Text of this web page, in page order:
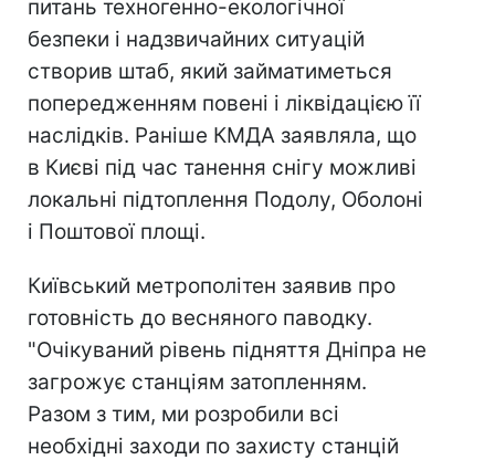
питань техногенно-екологічної
безпеки і надзвичайних ситуацій
створив штаб, який займатиметься
попередженням повені і ліквідацією її
наслідків. Раніше КМДА заявляла, що
в Києві під час танення снігу можливі
локальні підтоплення Подолу, Оболоні
і Поштової площі.
Київський метрополітен заявив про
готовність до весняного паводку.
"Очікуваний рівень підняття Дніпра не
загрожує станціям затопленням.
Разом з тим, ми розробили всі
необхідні заходи по захисту станцій